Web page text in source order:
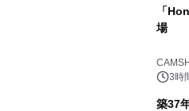
「
場
3時
築37